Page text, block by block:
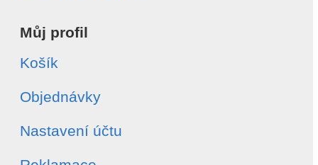
Můj profil
Košík
Objednávky
Nastavení účtu